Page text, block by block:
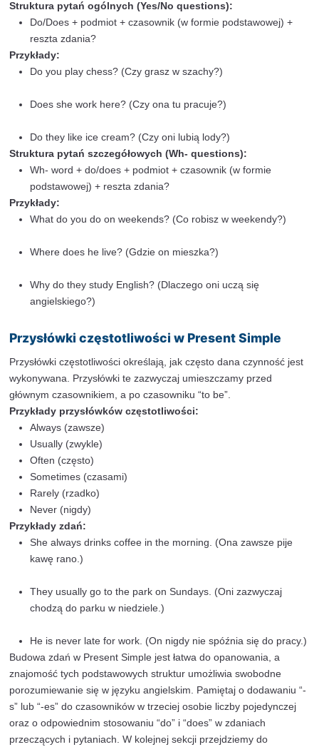
2.Jeżeli czasownik kończy się na -o, -ch, -sh, -ss,
dodajemy “-es”:
go → goes
watch → watches
pass → passes
fix → fixes
buzz → buzzes
3. Jeżeli czasownik kończy się na spółgłoskę + -
-y na -ies:
study → studies
try → tries
tylko “-s”:
enjoy → enjoys
say → says
Zdania przeczące
Struktura zdania przeczącego:
Podmiot + do/does + not + czasownik (w formie
+ reszta zdania.
Dla trzeciej osoby liczby pojedynczej (he, she, it):
Podmiot + does + not + czasownik (w formie
reszta zdania.
Przykłady:
He does not (doesn’t) watch TV. (On nie ogląda
We do not (don’t) go to the gym every day. (Nie
siłownię codziennie.)
Tworzenie pytań